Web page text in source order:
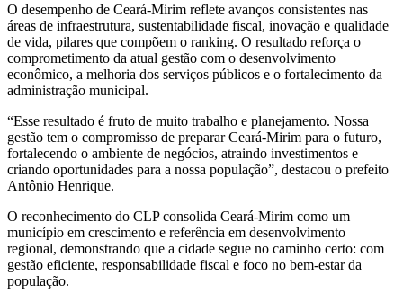
O desempenho de Ceará-Mirim reflete avanços consistentes nas
áreas de infraestrutura, sustentabilidade fiscal, inovação e qualidade
de vida, pilares que compõem o ranking. O resultado reforça o
comprometimento da atual gestão com o desenvolvimento
econômico, a melhoria dos serviços públicos e o fortalecimento da
administração municipal.
“Esse resultado é fruto de muito trabalho e planejamento. Nossa
gestão tem o compromisso de preparar Ceará-Mirim para o futuro,
fortalecendo o ambiente de negócios, atraindo investimentos e
criando oportunidades para a nossa população”, destacou o prefeito
Antônio Henrique.
O reconhecimento do CLP consolida Ceará-Mirim como um
município em crescimento e referência em desenvolvimento
regional, demonstrando que a cidade segue no caminho certo: com
gestão eficiente, responsabilidade fiscal e foco no bem-estar da
população.